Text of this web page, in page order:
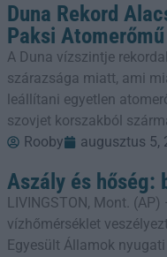
Duna Rekord
Paksi Atomerőmű
A Duna vízszintje
szárazsága miatt, ami
leállítani egyetlen
szovjet korszakból
Rooby
augusztus 5,
Aszály és hőség:
LIVINGSTON, Mont.
vízhőmérséklet
Egyesült Államok